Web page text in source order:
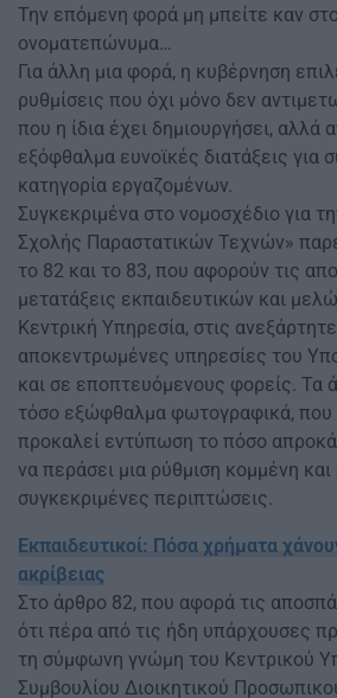
Την επόμενη φορά μη μπείτε καν
ονοματεπώνυμα…
Για άλλη μια φορά, η κυβέρνηση
ρυθμίσεις που όχι μόνο δεν
που η ίδια έχει δημιουργήσει, αλλά
εξόφθαλμα ευνοϊκές διατάξεις για
κατηγορία εργαζομένων.
Συγκεκριμένα στο νομοσχέδιο για
Σχολής Παραστατικών Τεχνών»
το 82 και το 83, που αφορούν τις
μετατάξεις εκπαιδευτικών και
Κεντρική Υπηρεσία, στις
αποκεντρωμένες υπηρεσίες του
και σε εποπτευόμενους φορείς. Τα
τόσο εξώφθαλμα φωτογραφικά, που
προκαλεί εντύπωση το πόσο
να περάσει μια ρύθμιση κομμένη και
συγκεκριμένες περιπτώσεις.
Εκπαιδευτικοί: Πόσα χρήματα
ακρίβειας
Στο άρθρο 82, που αφορά τις
ότι πέρα από τις ήδη υπάρχουσες
τη σύμφωνη γνώμη του Κεντρικού
Συμβουλίου Διοικητικού